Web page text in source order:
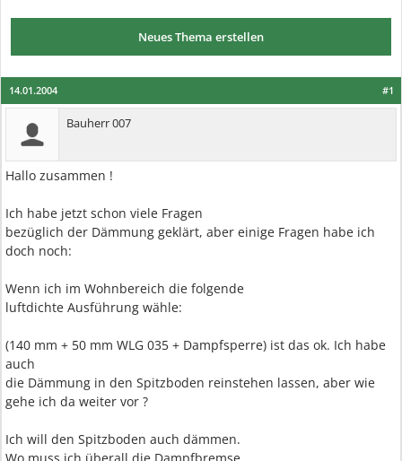
Neues Thema erstellen
#1
14.01.2004
Bauherr 007
Hallo zusammen !
Ich habe jetzt schon viele Fragen
bezüglich der Dämmung geklärt, aber einige Fragen habe ich
doch noch:
Wenn ich im Wohnbereich die folgende
luftdichte Ausführung wähle:
(140 mm + 50 mm WLG 035 + Dampfsperre) ist das ok. Ich habe
auch
die Dämmung in den Spitzboden reinstehen lassen, aber wie
gehe ich da weiter vor ?
Ich will den Spitzboden auch dämmen.